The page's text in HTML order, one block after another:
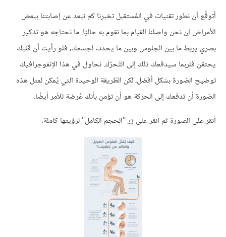
أتوقّع أن نطور تقنيات في المُستقبل تخبرنا كم نبعد عن إصابتنا ببعض
الأمراض إن نحن واصلنا القيام بما نقوم به حاليّا. ما نحتاجه هو تذكير
بصري يربط ما بين الجلوس وبين ما يحدث لجسمك، فلو رأيت أن قلبك
يحتقن فلربما سيدفعك ذلك إلى التّحرّك. نحاول في هذا الإنفوجرافيك
توضيح الصّورة بشكل أفضل، لكن الطّريقة الوحيدة التي يُمكن لمثل هذه
الصّورة أن تدفعك إلى الحركة هو أن تؤمن بأنك عُرضة للأمر أيضًا.
أنقر على الصورة ثم أنقر على زر "الحجم الكامل" لرؤيتها كاملة.